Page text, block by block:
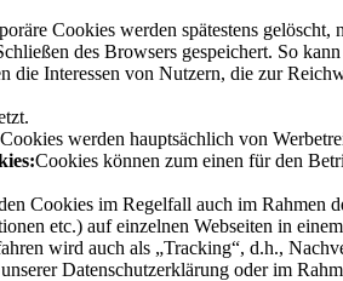
Cookies werden spätestens
des Browsers gespeichert. So
die Interessen von Nutzern, die zur
werden hauptsächlich von
Cookies können zum einen für den
Cookies im Regelfall auch im Rahmen
etc.) auf einzelnen Webseiten in
wird auch als „Tracking“, d.h.,
Datenschutzerklärung oder im